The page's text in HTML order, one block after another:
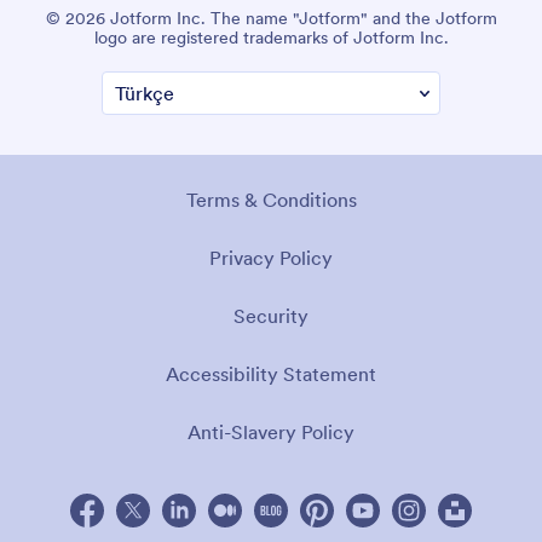
© 2026 Jotform Inc. The name "Jotform" and the Jotform
logo are registered trademarks of Jotform Inc.
Terms & Conditions
Privacy Policy
Security
Accessibility Statement
Anti-Slavery Policy